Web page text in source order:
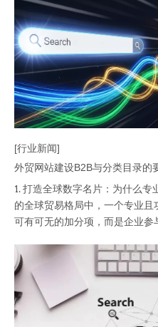
[行业新闻]
外贸网站建设B2B与分类目录的
1. 打造全球数字名片：为什么
的全球贸易格局中，一个专业
可有可无的加分项，而是企业参